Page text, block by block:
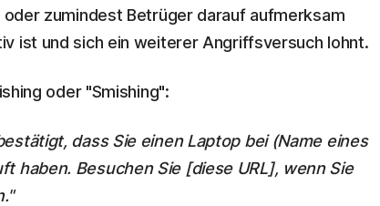
zumindest Betrüger darauf aufmerksam
ist und sich ein weiterer Angriffsversuch lohnt.
oder "Smishing":
dass Sie einen Laptop bei (Name eines
haben. Besuchen Sie [diese URL], wenn Sie